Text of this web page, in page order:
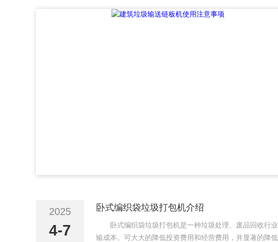
2025
4-7
卧式编织袋垃圾打包机介绍
卧式编织袋垃圾打包机是一种垃圾处理、废品回收行
输成本。可大大的降低投资费用和经营费用，并显著的降